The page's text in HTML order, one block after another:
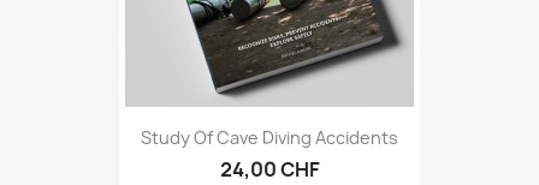
Study Of Cave Diving Accidents
24,00 CHF